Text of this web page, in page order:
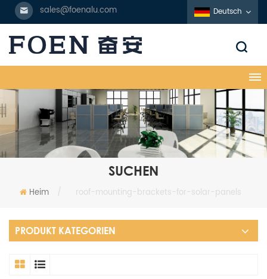
sales@foenalu.com Deutsch
SUCHEN
Heim / roof-mounting-brackets-for-solar-panels
PRODUKT KATEGORIEN